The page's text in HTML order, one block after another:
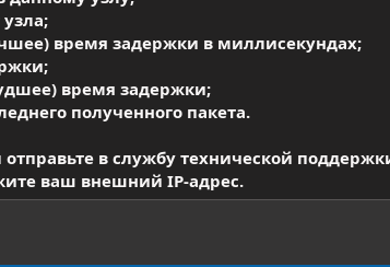
время задержки в миллисекундах;
время задержки;
полученного пакета.
в службу технической
ваш внешний IP-адрес.